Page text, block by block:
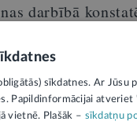
darbībā
var savienot
diplomātiskās
sīkdatnes. Ar Jūsu
Papildinformācijai atveriet
vietnē. Plašāk – sīkdatņu